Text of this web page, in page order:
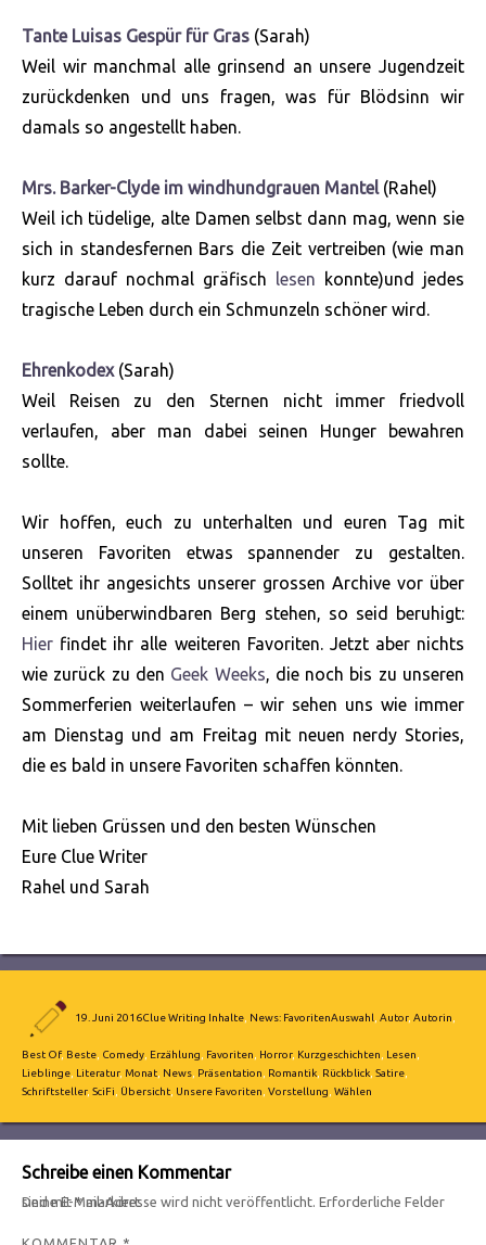
Tante Luisas Gespür für Gras (Sarah)
Weil wir manchmal alle grinsend an unsere Jugendzeit
zurückdenken und uns fragen, was für Blödsinn wir
damals so angestellt haben.
Mrs. Barker-Clyde im windhundgrauen Mantel (Rahel)
Weil ich tüdelige, alte Damen selbst dann mag, wenn sie
sich in standesfernen Bars die Zeit vertreiben (wie man
kurz darauf nochmal gräfisch lesen konnte)und jedes
tragische Leben durch ein Schmunzeln schöner wird.
Ehrenkodex(Sarah)
Weil Reisen zu den Sternen nicht immer friedvoll
verlaufen, aber man dabei seinen Hunger bewahren
sollte.
Wir hoffen, euch zu unterhalten und euren Tag mit
unseren Favoriten etwas spannender zu gestalten.
Solltet ihr angesichts unserer grossen Archive vor über
einem unüberwindbaren Berg stehen, so seid beruhigt:
Hier findet ihr alle weiteren Favoriten. Jetzt aber nichts
wie zurück zu den Geek Weeks, die noch bis zu unseren
Sommerferien weiterlaufen – wir sehen uns wie immer
am Dienstag und am Freitag mit neuen nerdy Stories,
die es bald in unsere Favoriten schaffen könnten.
Mit lieben Grüssen und den besten Wünschen
Eure Clue Writer
Rahel und Sarah
am
19. Juni 2016Clue Writing Inhalte, News: FavoritenAuswahl, Autor, Autorin,
Best Of, Beste, Comedy, Erzählung, Favoriten, Horror, Kurzgeschichten, Lesen,
Lieblinge, Literatur, Monat, News, Präsentation, Romantik, Rückblick, Satire,
Schriftsteller, SciFi, Übersicht, Unsere Favoriten, Vorstellung, Wählen
Schreibe einen Kommentar
Deine E-Mail-Adresse wird nicht veröffentlicht.
Erforderliche Felder sind mit*markiert